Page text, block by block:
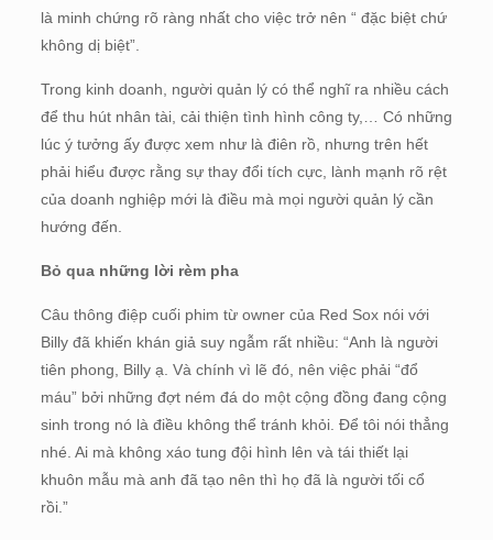
là minh chứng rõ ràng nhất cho việc trở nên “ đặc biệt chứ
không dị biệt”.
Trong kinh doanh, người quản lý có thể nghĩ ra nhiều cách
để thu hút nhân tài, cải thiện tình hình công ty,… Có những
lúc ý tưởng ấy được xem như là điên rồ, nhưng trên hết
phải hiểu được rằng sự thay đổi tích cực, lành mạnh rõ rệt
của doanh nghiệp mới là điều mà mọi người quản lý cần
hướng đến.
Bỏ qua những lời rèm pha
Câu thông điệp cuối phim từ owner của Red Sox nói với
Billy đã khiến khán giả suy ngẫm rất nhiều: “Anh là người
tiên phong, Billy ạ. Và chính vì lẽ đó, nên việc phải “đổ
máu” bởi những đợt ném đá do một cộng đồng đang cộng
sinh trong nó là điều không thể tránh khỏi. Để tôi nói thẳng
nhé. Ai mà không xáo tung đội hình lên và tái thiết lại
khuôn mẫu mà anh đã tạo nên thì họ đã là người tối cổ
rồi.”